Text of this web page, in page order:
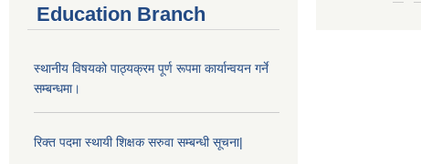
Education Branch
स्थानीय विषयको पाठ्यक्रम पूर्ण रूपमा कार्यान्वयन गर्ने
सम्बन्धमा।
रिक्त पदमा स्थायी शिक्षक सरुवा सम्बन्धी सूचना|